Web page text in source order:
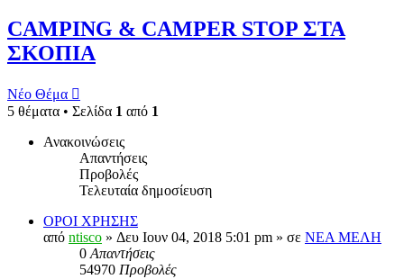
CAMPING & CAMPER STOP ΣΤΑ
ΣΚΟΠΙΑ
Νέο Θέμα
5 θέματα • Σελίδα 1 από 1
Ανακοινώσεις
Απαντήσεις
Προβολές
Τελευταία δημοσίευση
ΟΡΟΙ ΧΡΗΣΗΣ
από ntisco » Δευ Ιουν 04, 2018 5:01 pm » σε ΝΕΑ ΜΕΛΗ
0 Απαντήσεις
54970 Προβολές